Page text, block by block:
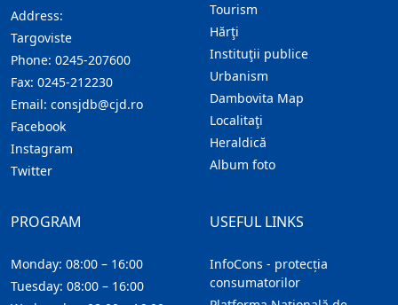
Address:
Targoviste
Phone: 0245-207600
Fax: 0245-212230
Email: consjdb@cjd.ro
Facebook
Instagram
Twitter
Tourism
Hărţi
Instituţii publice
Urbanism
Dambovita Map
Localitaţi
Heraldică
Album foto
USEFUL LINKS
InfoCons - protecția
consumatorilor
PROGRAM
Monday: 08:00 – 16:00
Tuesday: 08:00 – 16:00